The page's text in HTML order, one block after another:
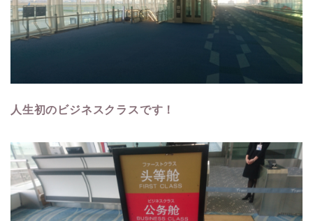
人生初のビジネスクラスです！